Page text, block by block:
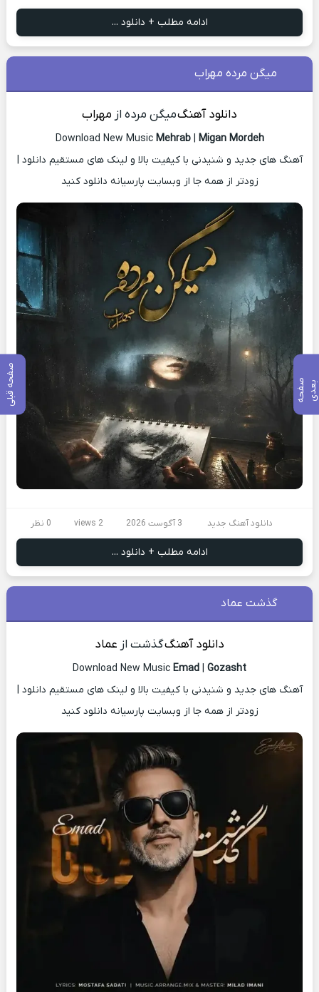
ادامه مطلب + دانلود ...
میگن مرده مهراب
دانلود آهنگمیگن مرده از مهراب
Download New Music Mehrab| Migan Mordeh
آهنگ های جدید و شنیدنی با کیفیت بالا و لینک های مستقیم دانلود |
زودتر از همه جا از وبسایت پارسیانه دانلود کنید
دانلود آهنگ جدید 3 آگوست 2026 2 views 0 نظر
ادامه مطلب + دانلود ...
گذشت عماد
دانلود آهنگگذشت از عماد
Download New Music Emad Gozasht
آهنگ های جدید و شنیدنی با کیفیت بالا و لینک های مستقیم دانلود |
زودتر از همه جا از وبسایت پارسیانه دانلود کنید
ص
ف
ح
ه ب ع
د ی صفحه قبلی